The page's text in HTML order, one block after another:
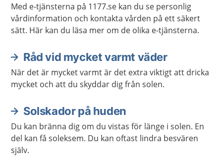
Med e-tjänsterna på 1177.se kan du se personlig
vårdinformation och kontakta vården på ett säkert
sätt. Här kan du läsa mer om de olika e-tjänsterna.
Råd vid mycket varmt väder
När det är mycket varmt är det extra viktigt att dricka
mycket och att du skyddar dig från solen.
Solskador på huden
Du kan bränna dig om du vistas för länge i solen. En
del kan få soleksem. Du kan oftast lindra besvären
själv.